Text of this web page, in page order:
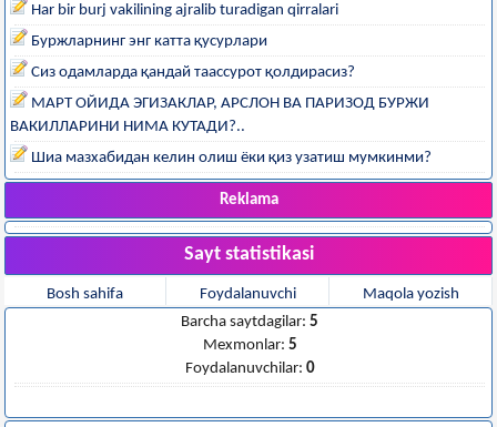
Har bir burj vakilining ajralib turadigan qirralari
Буржларнинг энг катта қусурлари
Сиз одамларда қандай таассурот қолдирасиз?
МАРТ ОЙИДА ЭГИЗАКЛАР, АРСЛОН ВА ПАРИЗОД БУРЖИ
ВАКИЛЛАРИНИ НИМА КУТАДИ?..
Шиа мазхабидан келин олиш ёки қиз узатиш мумкинми?
Reklama
Sayt statistikasi
Bosh sahifa Foydalanuvchi
Maqola yozish
Barcha saytdagilar: 5
Mexmonlar: 5
Foydalanuvchilar: 0